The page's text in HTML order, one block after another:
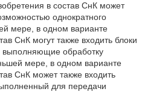
в состав СнК может
однократного
мере, в одном варианте
СнК могут также входить блоки
выполняющие обработку
мере, в одном варианте
СнК может также входить
для передачи